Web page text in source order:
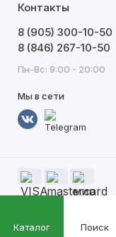
Каталог Поиск
Контакты
8 (905) 300-10-50
8 (846) 267-10-50
Пн-Вс: 9:00 - 20:00
Мы в сети